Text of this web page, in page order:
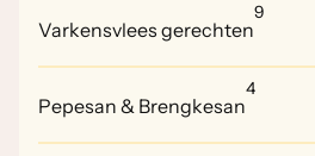
Varkensvlees gerechten
9
Pepesan & Brengkesan
4